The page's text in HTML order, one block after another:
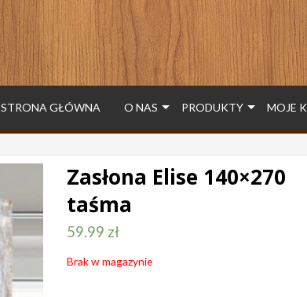
STRONA GŁÓWNA O NAS PRODUKTY MOJE
Zasłona Elise 140×270
taśma
59.99 zł
Brak w magazynie